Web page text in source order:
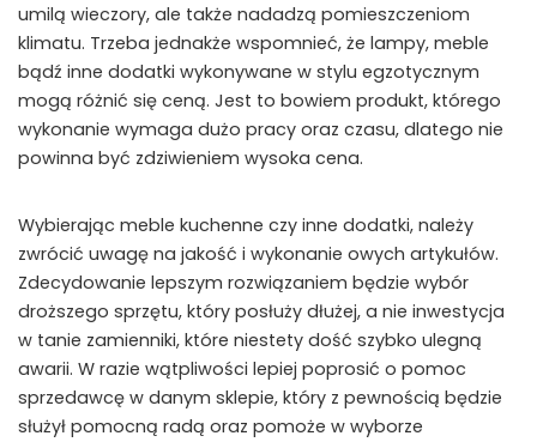
umilą wieczory, ale także nadadzą pomieszczeniom
klimatu. Trzeba jednakże wspomnieć, że lampy, meble
bądź inne dodatki wykonywane w stylu egzotycznym
mogą różnić się ceną. Jest to bowiem produkt, którego
wykonanie wymaga dużo pracy oraz czasu, dlatego nie
powinna być zdziwieniem wysoka cena.
Wybierając meble kuchenne czy inne dodatki, należy
zwrócić uwagę na jakość i wykonanie owych artykułów.
Zdecydowanie lepszym rozwiązaniem będzie wybór
droższego sprzętu, który posłuży dłużej, a nie inwestycja
w tanie zamienniki, które niestety dość szybko ulegną
awarii. W razie wątpliwości lepiej poprosić o pomoc
sprzedawcę w danym sklepie, który z pewnością będzie
służył pomocną radą oraz pomoże w wyborze